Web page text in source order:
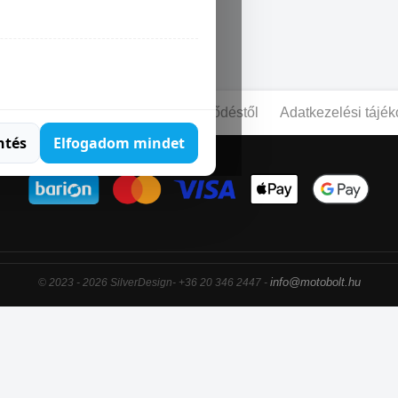
Elfogadom mindet
1250
Elállás a szerződéstől Adatkezelési
© 2023 - 2026 SilverDesign- +36 20 346 2447 - info@motobolt.hu